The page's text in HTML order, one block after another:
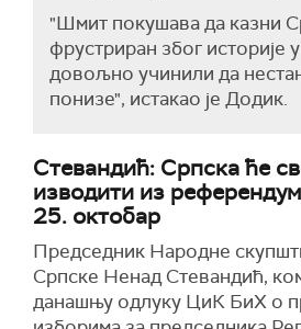
"Шмит покушава да казни
фрустриран због историје
довољно учинили да
понизе", истакао је Додик.
Стевандић: Српска ће
изводити из
25. октобар
Председник Народне
Српске Ненад Стевандић,
данашњу одлуку ЦиК БиХ о